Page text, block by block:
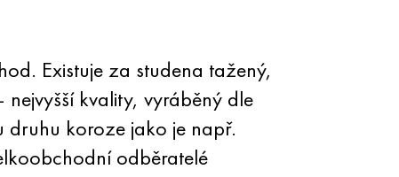
Existuje za studena tažený,
kvality, vyráběný dle
druhu koroze jako je např.
odběratelé